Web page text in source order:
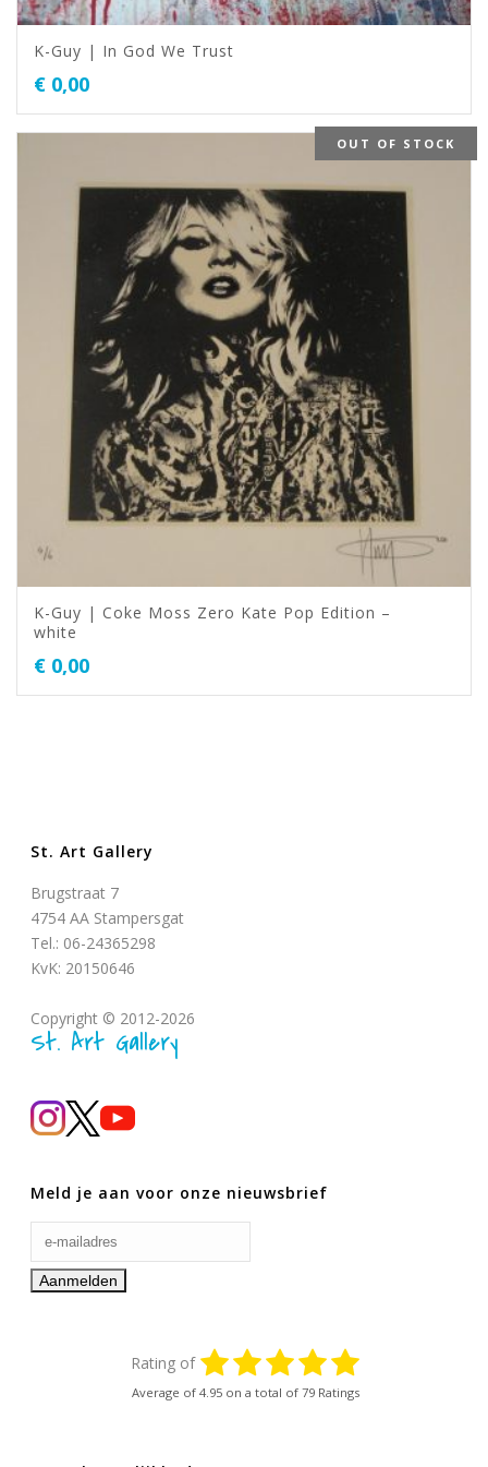
K-Guy | In God We Trust
€ 0,00
OUT OF STOCK
K-Guy | Coke Moss Zero Kate Pop Edition –
white
€ 0,00
St. Art Gallery
Brugstraat 7
4754 AA Stampersgat
Tel.: 06-24365298
KvK: 20150646
Copyright © 2012-2026
St. Art Gallery
Meld je aan voor onze nieuwsbrief
Rating of
Average of 4.95 on a total of 79 Ratings